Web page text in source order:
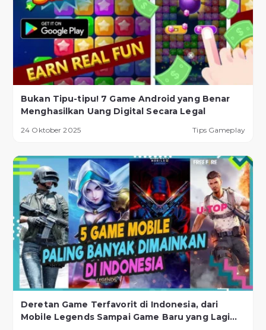
Bukan Tipu-tipu! 7 Game Android yang Benar
Menghasilkan Uang Digital Secara Legal
24 Oktober 2025 Tips Gameplay
Deretan Game Terfavorit di Indonesia, dari
Mobile Legends Sampai Game Baru yang Lagi